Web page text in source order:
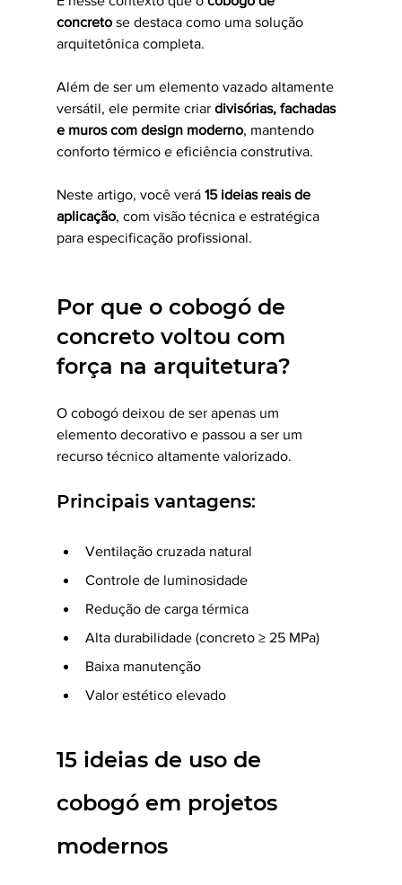
concreto se destaca como uma solução
arquitetônica completa.
Além de ser um elemento vazado altamente
versátil, ele permite criar divisórias, fachadas
e muros com design moderno, mantendo
conforto térmico e eficiência construtiva.
Neste artigo, você verá 15 ideias reais de
aplicação, com visão técnica e estratégica
para especificação profissional.
Por que o cobogó de
concreto voltou com
força na arquitetura?
O cobogó deixou de ser apenas um
elemento decorativo e passou a ser um
recurso técnico altamente valorizado.
Principais vantagens:
Ventilação cruzada natural
Controle de luminosidade
Redução de carga térmica
Alta durabilidade (concreto ≥ 25 MPa)
Baixa manutenção
Valor estético elevado
15 ideias de uso de
cobogó em projetos
modernos